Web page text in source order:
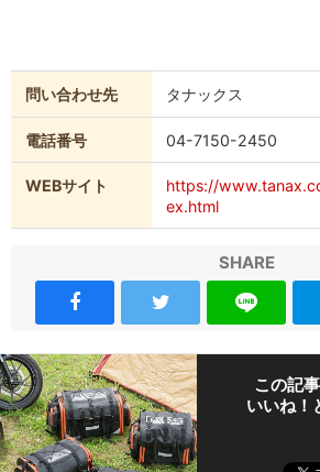
問い合わせ先 タナックス
電話番号 04-7150-2450
WEBサイト
https://
ex.html
SHARE
この記
いいね！